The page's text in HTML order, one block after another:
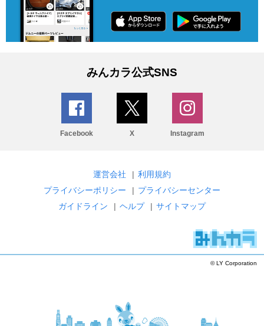
みんカラ公式SNS
Facebook X Instagram
運営会社 | 利用規約
プライバシーポリシー
| プライバシーセンター
ガイドライン
| ヘルプ | サイトマップ
© LY Corporation